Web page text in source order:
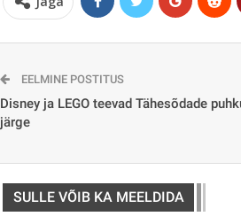
EELMINE POSTITUS
Disney ja LEGO teevad Tähesõdade
järge
SULLE VÕIB KA MEELDIDA